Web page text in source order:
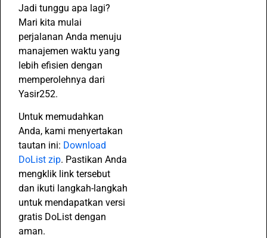
Jadi tunggu apa lagi?
Mari kita mulai
perjalanan Anda menuju
manajemen waktu yang
lebih efisien dengan
memperolehnya dari
Yasir252.
Untuk memudahkan
Anda, kami menyertakan
tautan ini: Download
DoList zip. Pastikan Anda
mengklik link tersebut
dan ikuti langkah-langkah
untuk mendapatkan versi
gratis DoList dengan
aman.